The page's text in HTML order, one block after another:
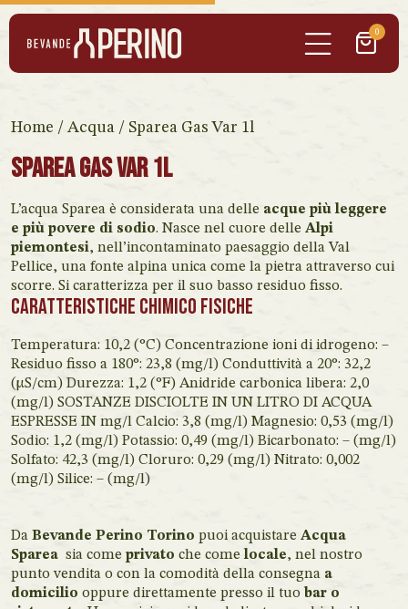
0
Home / Acqua / Sparea Gas Var 1l
Sparea Gas Var 1l
L’acqua Sparea è considerata una delle acque più leggere
e più povere di sodio. Nasce nel cuore delle Alpi
piemontesi, nell’incontaminato paesaggio della Val
Pellice, una fonte alpina unica come la pietra attraverso cui
scorre. Si caratterizza per il suo basso residuo fisso.
CARATTERISTICHE CHIMICO FISICHE
Temperatura: 10,2 (°C) Concentrazione ioni di idrogeno: –
Residuo fisso a 180°: 23,8 (mg/l) Conduttività a 20°: 32,2
(µS/cm) Durezza: 1,2 (°F) Anidride carbonica libera: 2,0
(mg/l) SOSTANZE DISCIOLTE IN UN LITRO DI ACQUA
ESPRESSE IN mg/l Calcio: 3,8 (mg/l) Magnesio: 0,53 (mg/l)
Sodio: 1,2 (mg/l) Potassio: 0,49 (mg/l) Bicarbonato: – (mg/l)
Solfato: 42,3 (mg/l) Cloruro: 0,29 (mg/l) Nitrato: 0,002
(mg/l) Silice: – (mg/l)
Da Bevande Perino Torino puoi acquistare Acqua
Sparea sia come privato che comelocale, nel nostro
punto vendita o con la comodità della consegna a
domicilio oppure direttamente presso il tuo bar o